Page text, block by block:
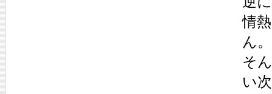
情
ん。
そ
い